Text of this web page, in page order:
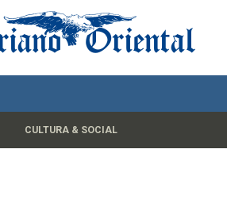
CULTURA & SOCIAL